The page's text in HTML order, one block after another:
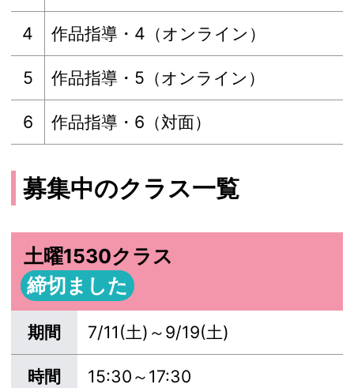
4 作品指導・4（オンライン）
5 作品指導・5（オンライン）
6 作品指導・6（対面）
募集中のクラス一覧
土曜1530クラス
締切ました
期間 7/11(土)～9/19(土)
時間 15:30～17:30